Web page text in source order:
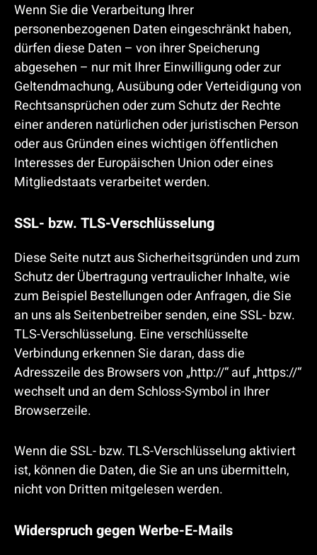
Wenn Sie die Verarbeitung Ihrer
personenbezogenen Daten eingeschränkt haben,
dürfen diese Daten – von ihrer Speicherung
abgesehen – nur mit Ihrer Einwilligung oder zur
Geltendmachung, Ausübung oder Verteidigung von
Rechtsansprüchen oder zum Schutz der Rechte
einer anderen natürlichen oder juristischen Person
oder aus Gründen eines wichtigen öffentlichen
Interesses der Europäischen Union oder eines
Mitgliedstaats verarbeitet werden.
SSL- bzw. TLS-Verschlüsselung
Diese Seite nutzt aus Sicherheitsgründen und zum
Schutz der Übertragung vertraulicher Inhalte, wie
zum Beispiel Bestellungen oder Anfragen, die Sie
an uns als Seitenbetreiber senden, eine SSL- bzw.
TLS-Verschlüsselung. Eine verschlüsselte
Verbindung erkennen Sie daran, dass die
Adresszeile des Browsers von „http://“ auf „https://“
wechselt und an dem Schloss-Symbol in Ihrer
Browserzeile.
Wenn die SSL- bzw. TLS-Verschlüsselung aktiviert
ist, können die Daten, die Sie an uns übermitteln,
nicht von Dritten mitgelesen werden.
Widerspruch gegen Werbe-E-Mails